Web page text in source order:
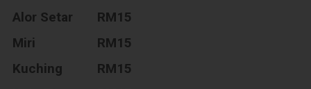
Alor Setar
RM15
Miri
RM15
Kuching
RM15